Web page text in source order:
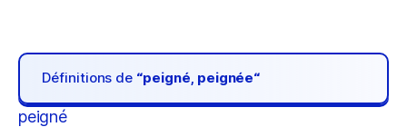
Définitions de “peigné, peignée“
peigné